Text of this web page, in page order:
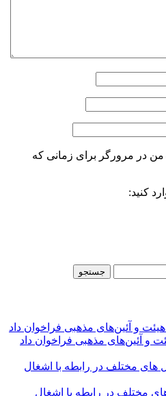
من در مرورگر برای زمانی که
کنید:
و آئین‌های مذهبی فراخوان داد
مختلف در رابطه با اشغال